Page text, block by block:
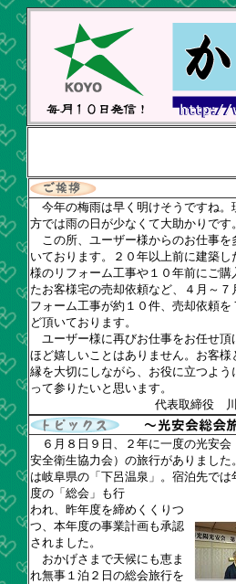
今年の梅雨は早く明けそうですね。
方では雨の日が少なくて大助かりです
この所、ユーザー様からのお仕事を
いております。２０年以上前に建築し
様のリフォーム工事や１０年前にご購
たお客様宅の売却依頼など、４月～７
フォーム工事が約１０件、売却依頼を
ど頂いております。
ユーザー様に再びお仕事をお任せ頂
ほど嬉しいことはありません。お客様
縁を大切にしながら、お役に立つよう
って参りたいと思います。
代表取締役
６月８日９日、２年に一度の光安会
安全衛生協力会）の旅行がありました
は岐阜県の「下呂温泉」。宿泊先では
度の「総会」も行
われ、昨年度を締めくくりつ
つ、本年度の事業計画も承認
されました。
おかげさまで天候にも恵ま
れ無事１泊２日の総会旅行を